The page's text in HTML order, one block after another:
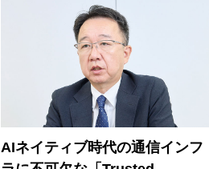
AIネイティブ時代の通信インフ